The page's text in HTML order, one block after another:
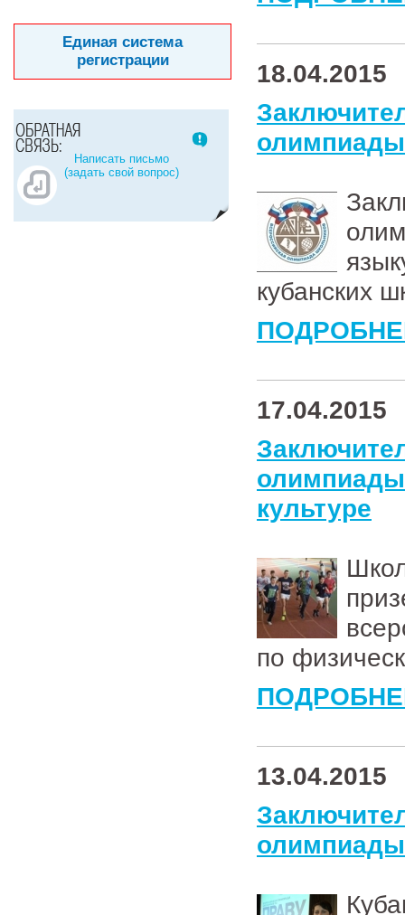
Единая система
регистрации
Написать письмо
(задать свой вопрос)
18.04.2015
кубанских
17.04.2015
культуре
по
13.04.2015